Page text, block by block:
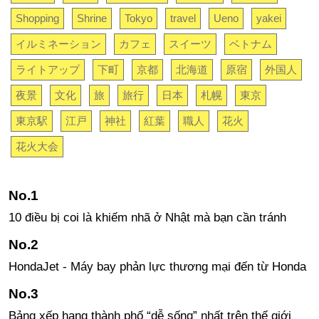
Shopping Shrine Tokyo travel Ueno yakei
イルミネーション カフェ スイーツ ベトナム
ライトアップ 下町 京都 北海道 原宿 外国人
夜景 文化 旅 旅行 日本 札幌 東京
東京駅 江戸 神社 紅葉 職人 花火
花火大会
10 điều bị coi là khiếm nhã ở Nhật mà bạn cần tránh
HondaJet - Máy bay phản lực thương mại đến từ Honda
Bảng xếp hạng thành phố “dễ sống” nhất trên thế giới